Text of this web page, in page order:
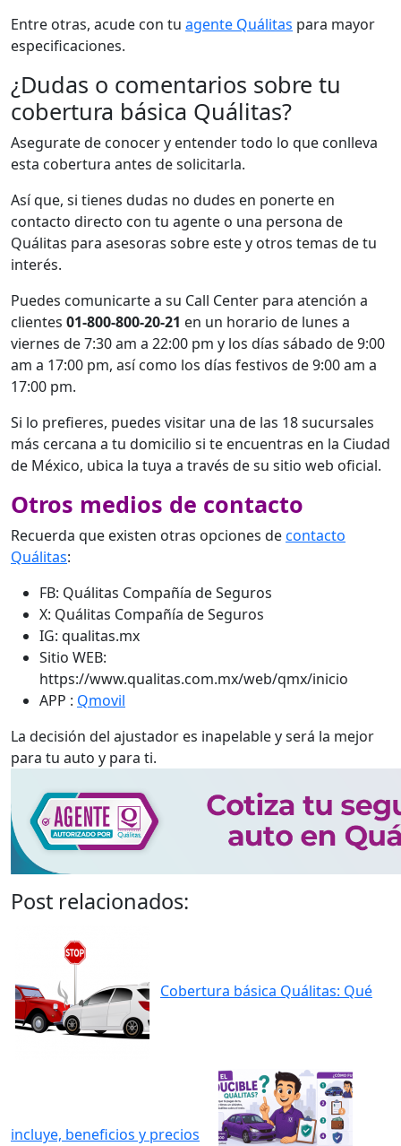
Entre otras, acude con tu agente Quálitas para mayor
especificaciones.
¿Dudas o comentarios sobre tu
cobertura básica Quálitas?
Asegurate de conocer y entender todo lo que conlleva
esta cobertura antes de solicitarla.
Así que, si tienes dudas no dudes en ponerte en
contacto directo con tu agente o una persona de
Quálitas para asesoras sobre este y otros temas de tu
interés.
Puedes comunicarte a su Call Center para atención a
clientes 01-800-800-20-21 en un horario de lunes a
viernes de 7:30 am a 22:00 pm y los días sábado de 9:00
am a 17:00 pm, así como los días festivos de 9:00 am a
17:00 pm.
Si lo prefieres, puedes visitar una de las 18 sucursales
más cercana a tu domicilio si te encuentras en la Ciudad
de México, ubica la tuya a través de su sitio web oficial.
Otros medios de contacto
Recuerda que existen otras opciones decontacto
Quálitas:
FB: Quálitas Compañía de Seguros
X: Quálitas Compañía de Seguros
IG: qualitas.mx
Sitio WEB:
https://www.qualitas.com.mx/web/qmx/inicio
APP : Qmovil
La decisión del ajustador es inapelable y será la mejor
para tu auto y para ti.
Post relacionados:
Cobertura básica Quálitas: Qué
incluye, beneficios y precios